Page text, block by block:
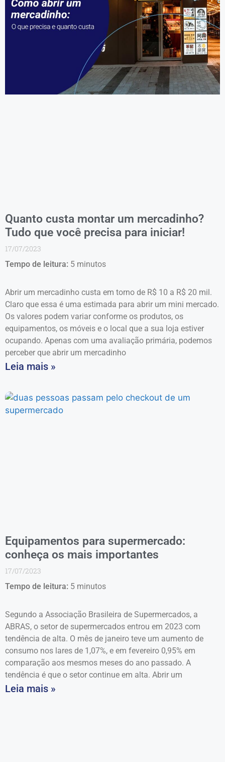
Quanto custa montar um mercadinho?
Tudo que você precisa para iniciar!
17/07/2023
Tempo de leitura: 5 minutos
Abrir um mercadinho custa em torno de R$ 10 a R$ 20 mil.
Claro que essa é uma estimada para abrir um mini mercado.
Os valores podem variar conforme os produtos, os
equipamentos, os móveis e o local que a sua loja estiver
ocupando. Apenas com uma avaliação primária, podemos
perceber que abrir um mercadinho
Leia mais »
Equipamentos para supermercado:
conheça os mais importantes
17/07/2023
Tempo de leitura: 5 minutos
Segundo a Associação Brasileira de Supermercados, a
ABRAS, o setor de supermercados entrou em 2023 com
tendência de alta. O mês de janeiro teve um aumento de
consumo nos lares de 1,07%, e em fevereiro 0,95% em
comparação aos mesmos meses do ano passado. A
tendência é que o setor continue em alta. Abrir um
Leia mais »